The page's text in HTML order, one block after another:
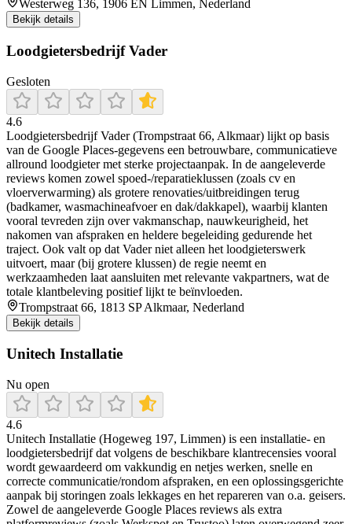
Westerweg 136, 1906 EN Limmen, Nederland
Bekijk details
Loodgietersbedrijf Vader
Gesloten
4.6
Loodgietersbedrijf Vader (Trompstraat 66, Alkmaar) lijkt op basis
van de Google Places-gegevens een betrouwbare, communicatieve
allround loodgieter met sterke projectaanpak. In de aangeleverde
reviews komen zowel spoed-/reparatieklussen (zoals cv en
vloerverwarming) als grotere renovaties/uitbreidingen terug
(badkamer, wasmachineafvoer en dak/dakkapel), waarbij klanten
vooral tevreden zijn over vakmanschap, nauwkeurigheid, het
nakomen van afspraken en heldere begeleiding gedurende het
traject. Ook valt op dat Vader niet alleen het loodgieterswerk
uitvoert, maar (bij grotere klussen) de regie neemt en
werkzaamheden laat aansluiten met relevante vakpartners, wat de
totale klantbeleving positief lijkt te beïnvloeden.
Trompstraat 66, 1813 SP Alkmaar, Nederland
Bekijk details
Unitech Installatie
Nu open
4.6
Unitech Installatie (Hogeweg 197, Limmen) is een installatie- en
loodgietersbedrijf dat volgens de beschikbare klantrecensies vooral
wordt gewaardeerd om vakkundig en netjes werken, snelle en
correcte communicatie/rondom afspraken, en een oplossingsgerichte
aanpak bij storingen zoals lekkages en het repareren van o.a. geisers.
Zowel de aangeleverde Google Places reviews als extra